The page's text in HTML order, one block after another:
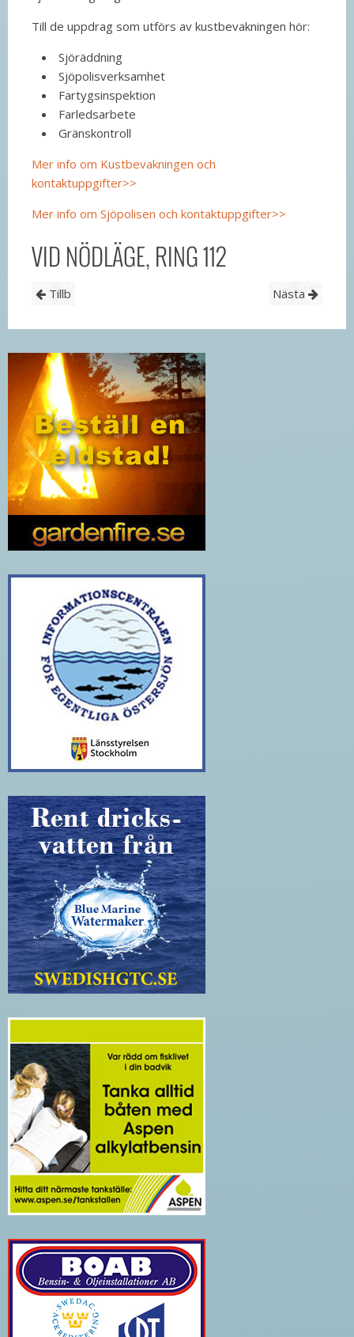
Till de uppdrag som utförs av kustbevakningen hör:
Sjöräddning
Sjöpolisverksamhet
Fartygsinspektion
Farledsarbete
Gränskontroll
Mer info om Kustbevakningen och
kontaktuppgifter>>
Mer info om Sjöpolisen och kontaktuppgifter>>
VID NÖDLÄGE, RING 112
Tillb Nästa